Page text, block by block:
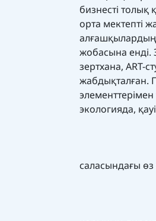
бизнесті
орта мектепті
алғашқылардың
жобасына енді.
зертхана, ART-
жабдықталған.
экологияда,
саласындағы